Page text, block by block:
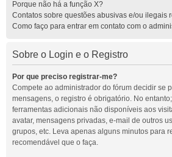
Porque não há a função X?
Contatos sobre questões abusivas e/ou ilegais
Como faço para entrar em contato com o
Sobre o Login e o Registro
Por que preciso registrar-me?
Compete ao administrador do fórum decidir se
mensagens, o registro é obrigatório. No
ferramentas adicionais não disponíveis aos
avatar, mensagens privadas, e-mail de outros
grupos, etc. Leva apenas alguns minutos para
recomendável que o faça.